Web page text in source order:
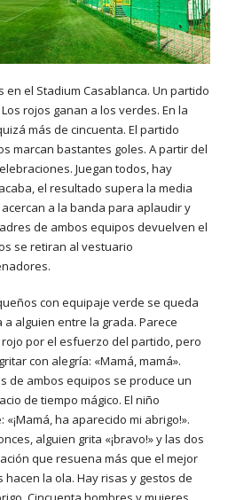
en el Stadium Casablanca. Un partido
rojos ganan a los verdes. En la
más de cincuenta. El partido
marcan bastantes goles. A partir del
Juegan todos, hay
el resultado supera la media
a la banda para aplaudir y
de ambos equipos devuelven el
se retiran al vestuario
con equipaje verde se queda
alguien entre la grada. Parece
por el esfuerzo del partido, pero
con alegría: «Mamá, mamá».
de ambos equipos se produce un
de tiempo mágico. El niño
ha aparecido mi abrigo!».
alguien grita «¡bravo!» y las dos
que resuena más que el mejor
la ola. Hay risas y gestos de